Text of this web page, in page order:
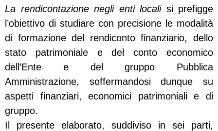
La rendicontazione negli enti locali si prefigge
l’obiettivo di studiare con precisione le modalità
di formazione del rendiconto finanziario, dello
stato patrimoniale e del conto economico
dell’Ente e del gruppo Pubblica
Amministrazione, soffermandosi dunque su
aspetti finanziari, economici patrimoniali e di
gruppo.
Il presente elaborato, suddiviso in sei parti,